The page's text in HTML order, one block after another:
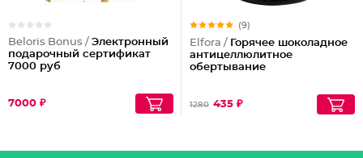
Beloris Bonus / Электронный
подарочный сертификат
7000 руб
7000 ₽
(9)
Elfora / Горячее шоколадное
антицеллюлитное
обертывание
1280 435 ₽